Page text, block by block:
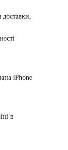
доставки,
iPhone
в